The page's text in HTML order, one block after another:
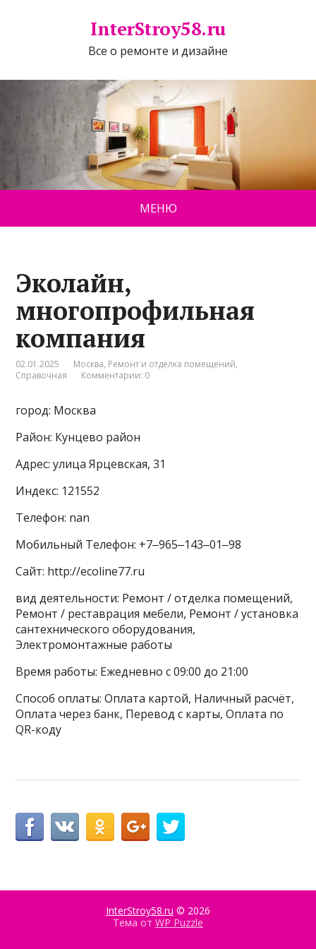
InterStroy58.ru
Все о ремонте и дизайне
МЕНЮ
Эколайн,
многопрофильная
компания
02.01.2025 Москва, Ремонт и отделка помещений,
Справочная
Комментарии: 0
город: Москва
Район: Кунцево район
Адрес: улица Ярцевская, 31
Индекс: 121552
Телефон: nan
Мобильный Телефон: +7‒965‒143‒01‒98
Сайт: http://ecoline77.ru
вид деятельности: Ремонт / отделка помещений,
Ремонт / реставрация мебели, Ремонт / установка
сантехнического оборудования,
Электромонтажные работы
Время работы: Ежедневно с 09:00 до 21:00
Способ оплаты: Оплата картой, Наличный расчёт,
Оплата через банк, Перевод с карты, Оплата по
QR-коду
InterStroy58.ru © 2026
Тема от WP Puzzle